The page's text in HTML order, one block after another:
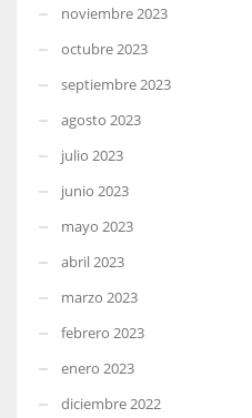
noviembre 2023
octubre 2023
septiembre 2023
agosto 2023
julio 2023
junio 2023
mayo 2023
abril 2023
marzo 2023
febrero 2023
enero 2023
diciembre 2022